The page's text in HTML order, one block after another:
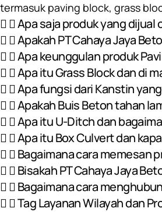
termasuk paving block, grass
Apa saja produk yang dijual
Apakah PT Cahaya Jaya
Apa keunggulan produk
Apa itu Grass Block dan di
Apa fungsi dari Kanstin
Apakah Buis Beton tahan
Apa itu U-Ditch dan
Apa itu Box Culvert dan
Bagaimana cara memesan
Bisakah PT Cahaya Jaya
Bagaimana cara
Tag Layanan Wilayah dan